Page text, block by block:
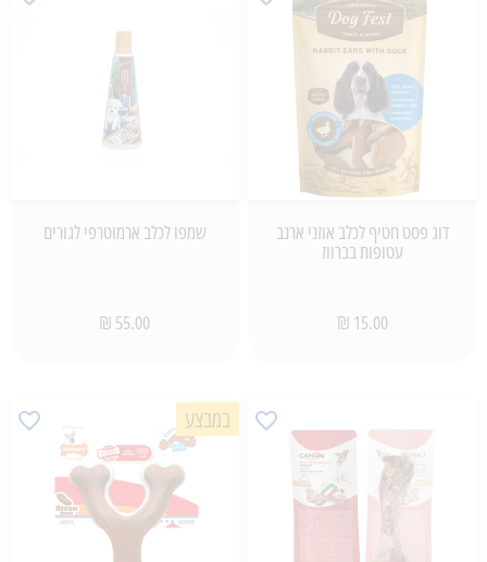
דוג פסט חטיף לכלב אוזני ארנב
עטופות בברווז
15.00 ₪
שמפו לכלב ארמוטרפי לגורים
55.00 ₪
במבצע